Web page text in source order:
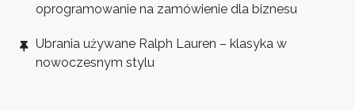
oprogramowanie na zamówienie dla biznesu
Ubrania używane Ralph Lauren – klasyka w
nowoczesnym stylu